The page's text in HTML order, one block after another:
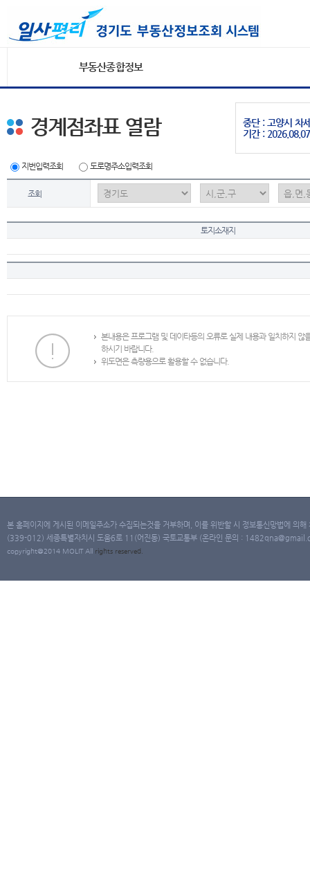
부동산종합정보
중단 : 고양시 차
기간 :
경계점좌표 열람
지번입력조회 도로명주소입력조회
조회
토지소재지
본내용은 프로그램 및 데이타등의 오류로 실제 내용과 일치하지
하시기 바랍니다.
위도면은 측량용으로 활용할 수 없습니다.
본 홈페이지에 게시된 이메일주소가 수집되는것을 거부하며, 이를 위반할 시 정보통신망법에 의
(339-012) 세종특별자치시 도움6로 11(어진동) 국토교통부 (온라인 문의 :
copyright@2014 MOLIT All rights reserved.